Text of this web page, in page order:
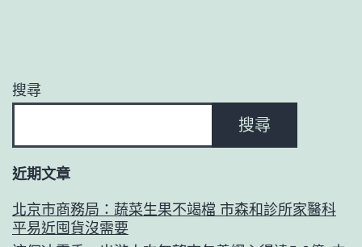
搜尋
搜尋
近期文章
北京市商務局：蔬菜生果不竭檔 市森和診所家醫科
平易近囤貨沒需要